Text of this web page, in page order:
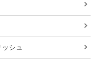
シュ